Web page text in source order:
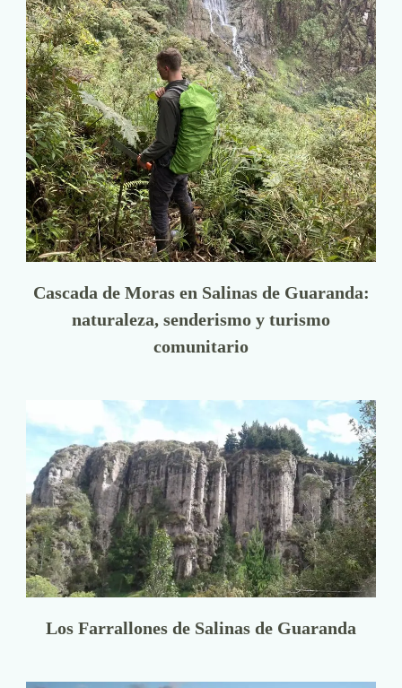
Cascada de Moras en Salinas de Guaranda:
naturaleza, senderismo y turismo
comunitario
Los Farrallones de Salinas de Guaranda